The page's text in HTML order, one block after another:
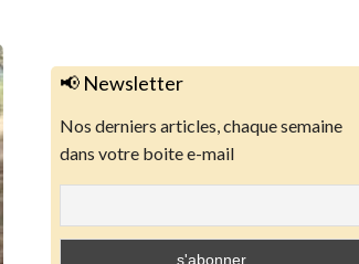
📢 Newsletter
Nos derniers articles, chaque semaine
dans votre boite e-mail